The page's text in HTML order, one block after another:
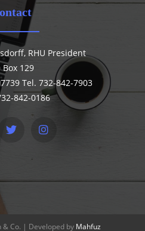
RHU President
Box 129
Tel. 732-842-7903
842-0186
& Co. | Developed by Mahfuz